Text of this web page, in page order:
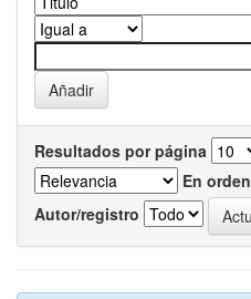
Resultados por página
En orden
Autor/registro